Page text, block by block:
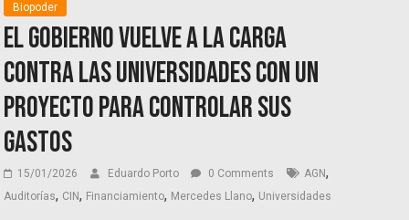
Biopoder
El Gobierno vuelve a la carga
contra las universidades con un
proyecto para controlar sus
gastos
15/01/2026 Eduardo Porto 0 Comments AGN,
Auditorías, CIN, Financiamiento, Mercedes Llano, Universidades